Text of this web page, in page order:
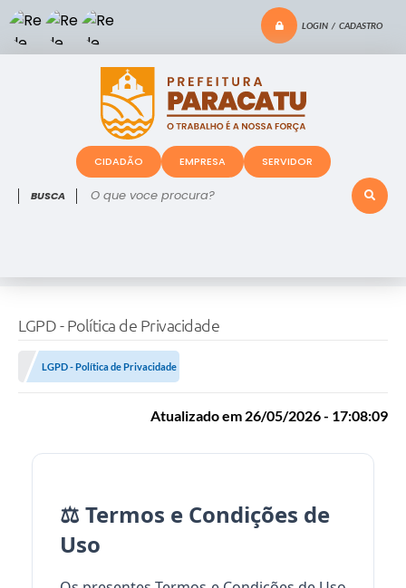
LOGIN / CADASTRO
O que voce procura?
CIDADÃO EMPRESA SERVIDOR
LGPD - Política de Privacidade
LGPD - Política de Privacidade
Atualizado em 26/05/2026 - 17:08:09
⚖️ Termos e Condições de
Uso